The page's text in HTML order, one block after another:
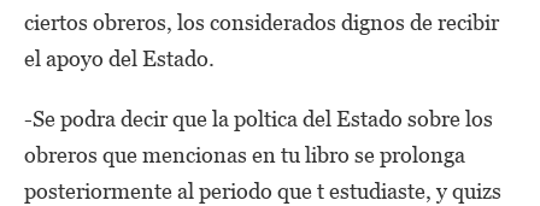
ciertos obreros, los considerados dignos de recibir
el apoyo del Estado.
-Se podra decir que la poltica del Estado sobre los
obreros que mencionas en tu libro se prolonga
posteriormente al periodo que t estudiaste, y quizs